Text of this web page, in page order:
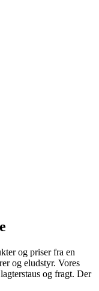
og priser fra en
og eludstyr. Vores
og fragt. Der